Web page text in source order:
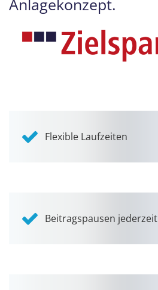
Anlagekonzept.
Flexible Laufzeiten
Beitragspausen